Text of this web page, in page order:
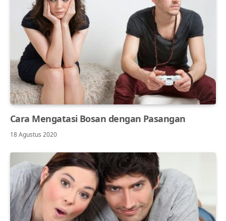
Cara Mengatasi Bosan dengan Pasangan
18 Agustus 2020